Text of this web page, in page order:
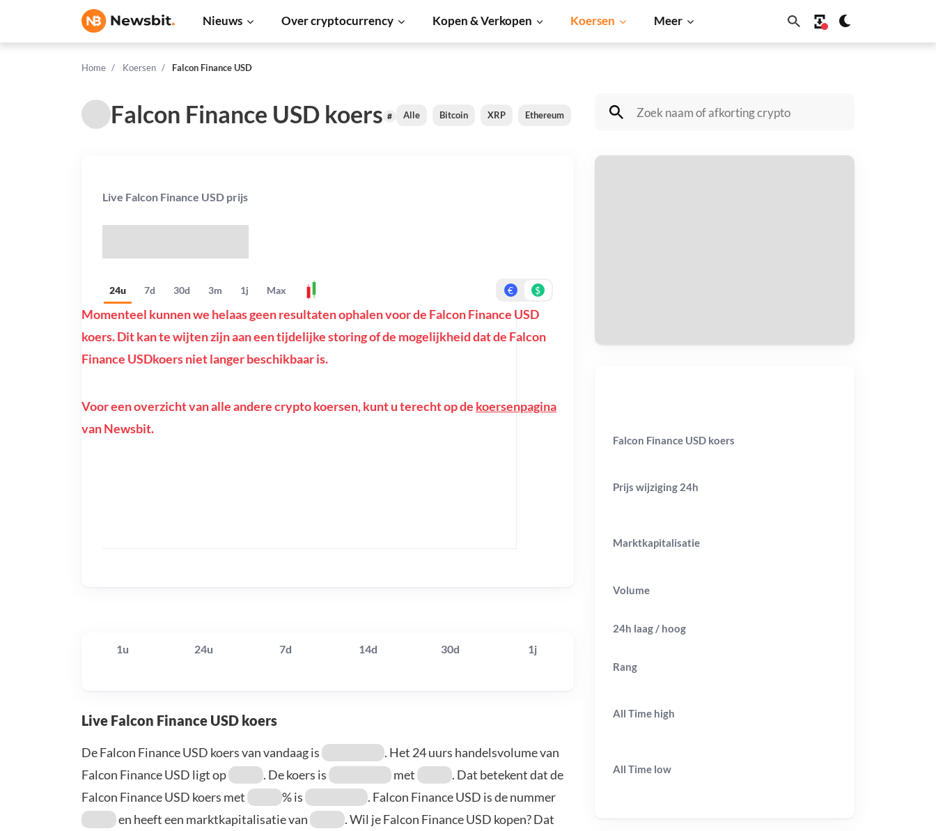
Nieuws Over cryptocurrency Kopen & Verkopen Koersen Meer
Home Koersen Falcon Finance USD
Falcon Finance USD koers # Alle Bitcoin XRP Ethereum Cardano Shiba Inu Dogecoin Solana
Live Falcon Finance USD prijs
24u 7d 30d 3m 1j Max € $
Momenteel kunnen we helaas geen resultaten ophalen voor de Falcon Finance USD
koers. Dit kan te wijten zijn aan een tijdelijke storing of de mogelijkheid dat de Falcon
Finance USDkoers niet langer beschikbaar is.
Voor een overzicht van alle andere crypto koersen, kunt u terecht op de koersenpagina
van Newsbit.
1u 24u 7d 14d 30d 1j
Live Falcon Finance USD koers
De Falcon Finance USD koers van vandaag is
. Het 24 uurs handelsvolume van
Falcon Finance USD ligt op
. De koers is met
. Dat betekent dat de
Falcon Finance USD koers met
% is
. Falcon Finance USD is de nummer
en heeft een marktkapitalisatie van
. Wil je Falcon Finance USD kopen? Dat
Falcon Finance USD koers
Prijs wijziging 24h
Marktkapitalisatie
Volume
24h laag / hoog
Rang
All Time high
All Time low